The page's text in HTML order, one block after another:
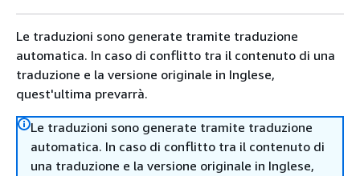
Le traduzioni sono generate tramite traduzione
automatica. In caso di conflitto tra il contenuto di una
traduzione e la versione originale in Inglese,
quest'ultima prevarrà.
Le traduzioni sono generate tramite traduzione
automatica. In caso di conflitto tra il contenuto di
una traduzione e la versione originale in Inglese,